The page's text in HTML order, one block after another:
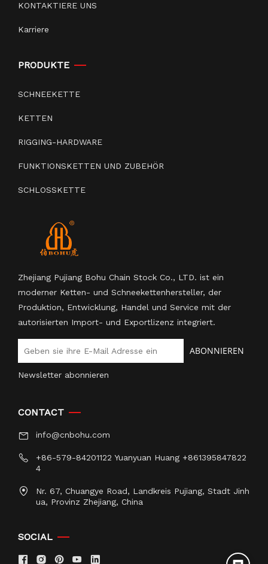
KONTAKTIERE UNS
Karriere
PRODUKTE
SCHNEEKETTE
KETTEN
RIGGING-HARDWARE
FUNKTIONSKETTEN UND ZUBEHÖR
SCHLOSSKETTE
Zhejiang Pujiang Bohu Chain Stock Co., LTD. ist ein
moderner Ketten- und Schneekettenhersteller, der
Produktion, Entwicklung, Handel und Service mit der
autorisierten Import- und Exportlizenz integriert.
ABONNIEREN
Newsletter abonnieren
CONTACT
info@cnbohu.com
+86-579-84201122 Yuanyuan Huang +861395847822
4
Nr. 67, Chuangye Road, Landkreis Pujiang, Stadt Jinh
ua, Provinz Zhejiang, China
SOCIAL